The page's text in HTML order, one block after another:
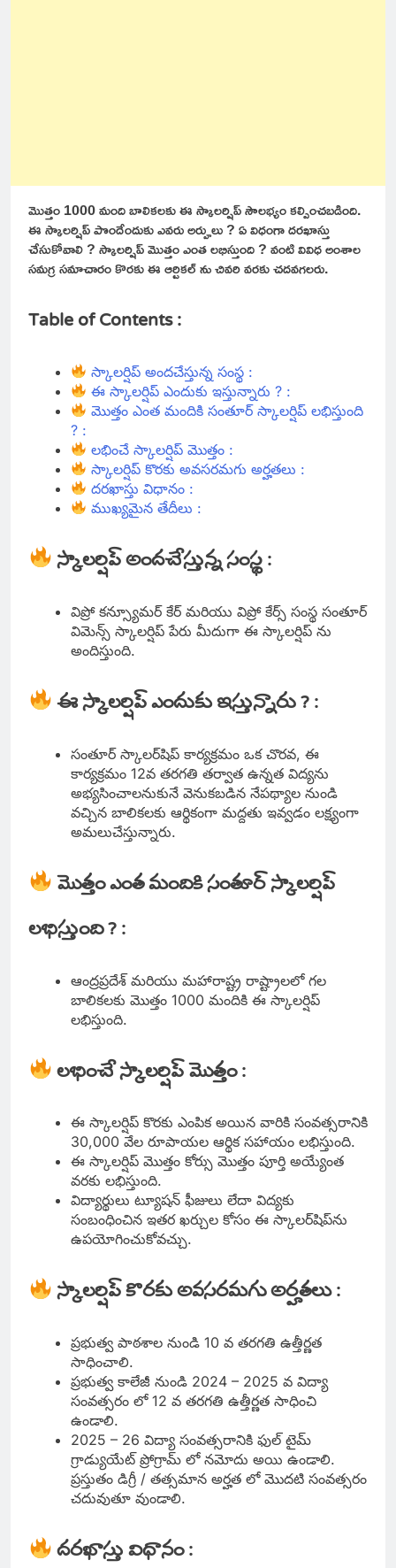
మొత్తం 1000 మంది బాలికలకు ఈ స్కాలర్షిప్ సౌలభ్యం కల్పించబడింది.
ఈ స్కాలర్షిప్ పొందేందుకు ఎవరు అర్హులు ? ఏ విధంగా దరఖాస్తు
చేసుకోవాలి ? స్కాలర్షిప్ మొత్తం ఎంత లభిస్తుంది ? వంటి వివిధ అంశాల
సమగ్ర సమాచారం కొరకు ఈ ఆర్టికల్ ను చివరి వరకు చదవగలరు.
Table of Contents :
స్కాలర్షిప్ అందచేస్తున్న సంస్థ :
ఈ స్కాలర్షిప్ ఎందుకు ఇస్తున్నారు ? :
మొత్తం ఎంత మందికి సంతూర్ స్కాలర్షిప్ లభిస్తుంది
? :
లభించే స్కాలర్షిప్ మొత్తం :
స్కాలర్షిప్ కొరకు అవసరమగు అర్హతలు :
దరఖాస్తు విధానం :
ముఖ్యమైన తేదీలు :
స్కాలర్షిప్ అందచేస్తున్న సంస్థ :
విప్రో కన్స్యూమర్ కేర్ మరియు విప్రో కేర్స్ సంస్థ సంతూర్
విమెన్స్ స్కాలర్షిప్ పేరు మీదుగా ఈ స్కాలర్షిప్ ను
అందిస్తుంది.
ఈ స్కాలర్షిప్ ఎందుకు ఇస్తున్నారు ? :
సంతూర్ స్కాలర్‌షిప్ కార్యక్రమం ఒక చొరవ, ఈ
కార్యక్రమం 12వ తరగతి తర్వాత ఉన్నత విద్యను
అభ్యసించాలనుకునే వెనుకబడిన నేపథ్యాల నుండి
వచ్చిన బాలికలకు ఆర్థికంగా మద్దతు ఇవ్వడం లక్ష్యంగా
అమలుచేస్తున్నారు.
మొత్తం ఎంత మందికి సంతూర్ స్కాలర్షిప్
లభిస్తుంది ? :
ఆంద్రప్రదేశ్ మరియు మహారాష్ట్ర రాష్ట్రాలలో గల
బాలికలకు మొత్తం 1000 మందికి ఈ స్కాలర్షిప్
లభిస్తుంది.
లభించే స్కాలర్షిప్ మొత్తం :
ఈ స్కాలర్షిప్ కొరకు ఎంపిక అయిన వారికి సంవత్సరానికి
30,000 వేల రూపాయల ఆర్థిక సహాయం లభిస్తుంది.
ఈ స్కాలర్షిప్ మొత్తం కోర్సు మొత్తం పూర్తి అయ్యేంత
వరకు లభిస్తుంది.
విద్యార్థులు ట్యూషన్ ఫీజులు లేదా విద్యకు
సంబంధించిన ఇతర ఖర్చుల కోసం ఈ స్కాలర్‌షిప్‌ను
ఉపయోగించుకోవచ్చు.
స్కాలర్షిప్ కొరకు అవసరమగు అర్హతలు :
ప్రభుత్వ పాఠశాల నుండి 10 వ తరగతి ఉత్తీర్ణత
సాధించాలి.
ప్రభుత్వ కాలేజీ నుండి 2024 – 2025 వ విద్యా
సంవత్సరం లో 12 వ తరగతి ఉత్తీర్ణత సాధించి
ఉండాలి.
2025 – 26 విద్యా సంవత్సరానికి ఫుల్ టైమ్
గ్రాడ్యుయేట్ ప్రోగ్రామ్ లో నమోదు అయి ఉండాలి.
ప్రస్తుతం డిగ్రీ / తత్సమాన అర్హత లో మొదటి సంవత్సరం
చదువుతూ వుండాలి.
దరఖాస్తు విధానం :